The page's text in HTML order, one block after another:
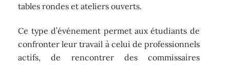
tables rondes et ateliers ouverts.
Ce type d’événement permet aux étudiants de
confronter leur travail à celui de professionnels
actifs, de rencontrer des commissaires